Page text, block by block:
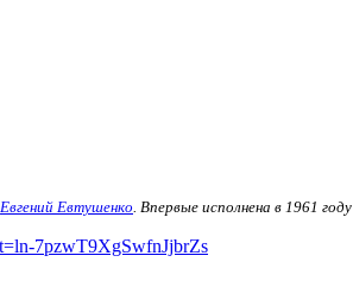
Евгений Евтушенко . Впервые исполнена в 1961 году
7pzwT9XgSwfnJjbrZs